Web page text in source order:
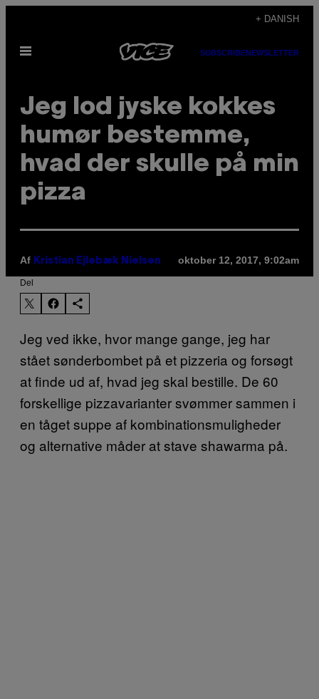
indhold
+ DANISH
Åbn
SUBSCRIBENEWSLETTER
Jeg lod jyske kokkes
humør bestemme,
hvad der skulle på min
pizza
Af Kristian Ejlebæk Nielsen oktober 12, 2017, 9:02am
Del
Jeg ved ikke, hvor mange gange, jeg har
stået sønderbombet på et pizzeria og forsøgt
at finde ud af, hvad jeg skal bestille. De 60
forskellige pizzavarianter svømmer sammen i
en tåget suppe af kombinationsmuligheder
og alternative måder at stave shawarma på.